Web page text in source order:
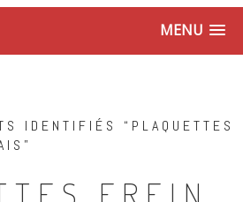
MENU
IDENTIFIÉS “PLAQUETTES